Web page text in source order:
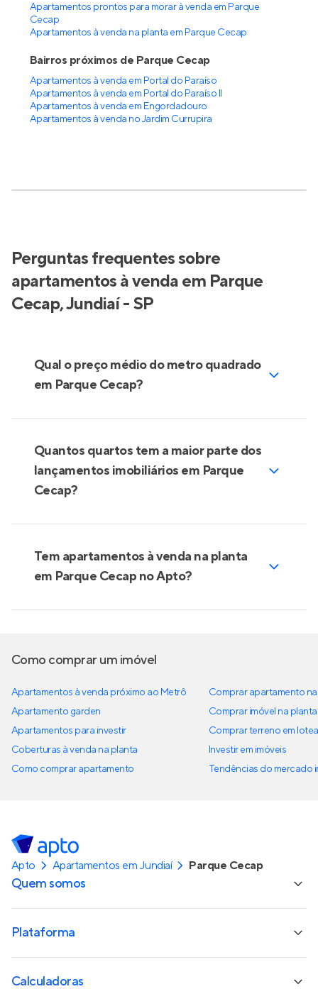
Apartamentos prontos para morar à venda em Parque
Cecap
Apartamentos à venda na planta em Parque Cecap
Bairros próximos de Parque Cecap
Apartamentos à venda em Portal do Paraíso
Apartamentos à venda em Portal do Paraíso II
Apartamentos à venda em Engordadouro
Apartamentos à venda no Jardim Currupira
Perguntas frequentes sobre
apartamentos à venda em Parque
Cecap, Jundiaí - SP
Qual o preço médio do metro quadrado
em Parque Cecap?
Quantos quartos tem a maior parte dos
lançamentos imobiliários em Parque
Cecap?
Tem apartamentos à venda na planta
em Parque Cecap no Apto?
Como comprar um imóvel
Apartamentos à venda próximo ao Metrô
Apartamento garden
Apartamentos para investir
Coberturas à venda na planta
Como comprar apartamento
Comprar apartamento
Comprar imóvel na planta
Comprar terreno em
Investir em imóveis
Tendências do mercado
Apto Apartamentos em Jundiaí Parque Cecap
Quem somos
Plataforma
Calculadoras